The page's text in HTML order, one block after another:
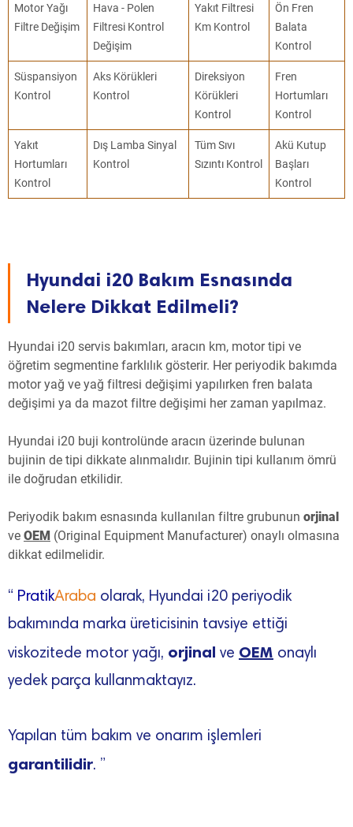
Motor Yağı
Filtre Değişim
Hava - Polen
Filtresi Kontrol
Değişim
Yakıt Filtresi
Km Kontrol
Ön Fren
Balata
Kontrol
Süspansiyon
Kontrol
Aks Körükleri
Kontrol
Direksiyon
Körükleri
Kontrol
Fren
Hortumları
Kontrol
Yakıt
Hortumları
Kontrol
Dış Lamba Sinyal
Kontrol
Tüm Sıvı
Sızıntı Kontrol
Akü Kutup
Başları
Kontrol
Hyundai i20 Bakım Esnasında
Nelere Dikkat Edilmeli?
Hyundai i20 servis bakımları, aracın km, motor tipi ve
öğretim segmentine farklılık gösterir. Her periyodik bakımda
motor yağ ve yağ filtresi değişimi yapılırken fren balata
değişimi ya da mazot filtre değişimi her zaman yapılmaz.
Hyundai i20 buji kontrolünde aracın üzerinde bulunan
bujinin de tipi dikkate alınmalıdır. Bujinin tipi kullanım ömrü
ile doğrudan etkilidir.
Periyodik bakım esnasında kullanılan filtre grubunun orjinal
ve OEM (Original Equipment Manufacturer) onaylı olmasına
dikkat edilmelidir.
“ PratikAraba olarak, Hyundai i20 periyodik
bakımında marka üreticisinin tavsiye ettiği
viskozitede motor yağı, orjinal ve OEM onaylı
yedek parça kullanmaktayız.
Yapılan tüm bakım ve onarım işlemleri
garantilidir. ”